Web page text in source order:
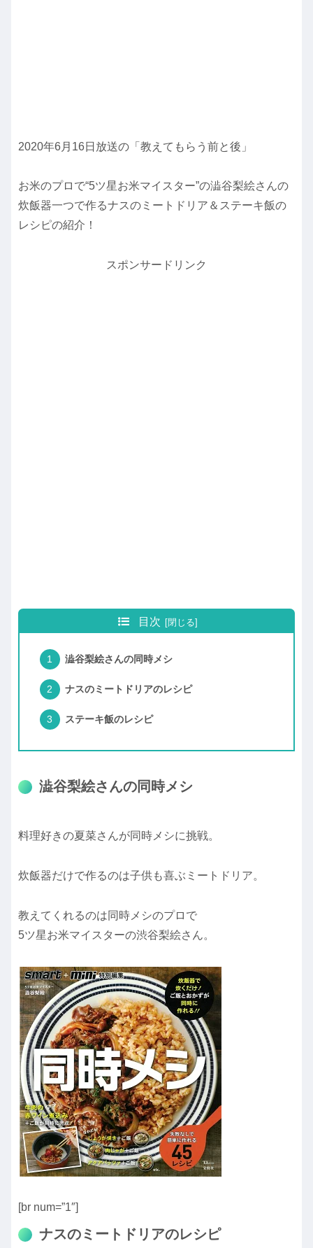
2020年6月16日放送の「教えてもらう前と後」
お米のプロで“5ツ星お米マイスター”の澁谷梨絵さんの
炊飯器一つで作るナスのミートドリア＆ステーキ飯の
レシピの紹介！
スポンサードリンク
目次
澁谷梨絵さんの同時メシ
ナスのミートドリアのレシピ
ステーキ飯のレシピ
澁谷梨絵さんの同時メシ
料理好きの夏菜さんが同時メシに挑戦。
炊飯器だけで作るのは子供も喜ぶミートドリア。
教えてくれるのは同時メシのプロで
5ツ星お米マイスターの渋谷梨絵さん。
[br num=”1″]
ナスのミートドリアのレシピ